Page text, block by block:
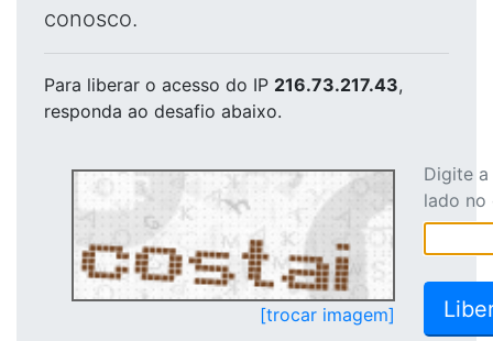
conosco.
Para liberar o acesso do IP 216.73.217.43,
responda ao desafio abaixo.
[trocar imagem]
Digite
lado no